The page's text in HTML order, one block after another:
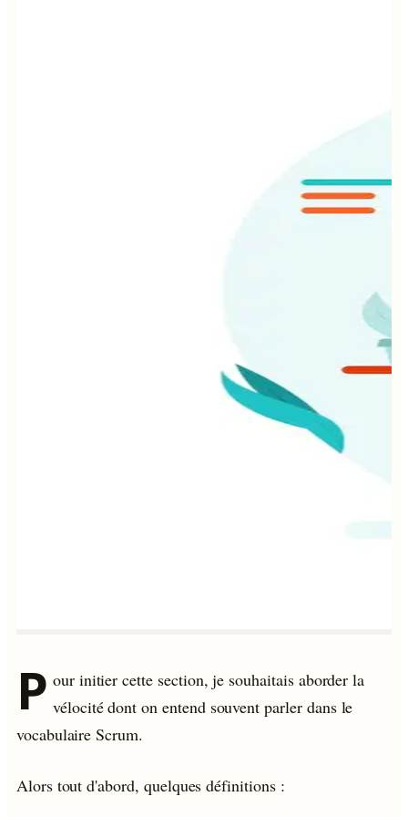
P our initier cette section, je souhaitais aborder la
vélocité dont on entend souvent parler dans le
vocabulaire Scrum.
Alors tout d'abord, quelques définitions :